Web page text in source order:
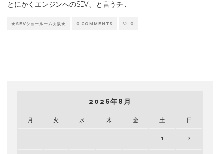
とにかくエンジンへのSEV、と言うチ...
★SEVショールーム大阪★ 0 COMMENTS 0
2026年8月
月 火 水 木 金 土 日
1 2